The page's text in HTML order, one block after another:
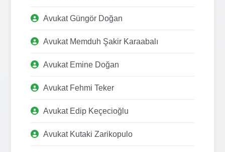
Avukat Güngör Doğan
Avukat Memduh Şakir Karaabalı
Avukat Emine Doğan
Avukat Fehmi Teker
Avukat Edip Keçecioğlu
Avukat Kutaki Zarikopulo